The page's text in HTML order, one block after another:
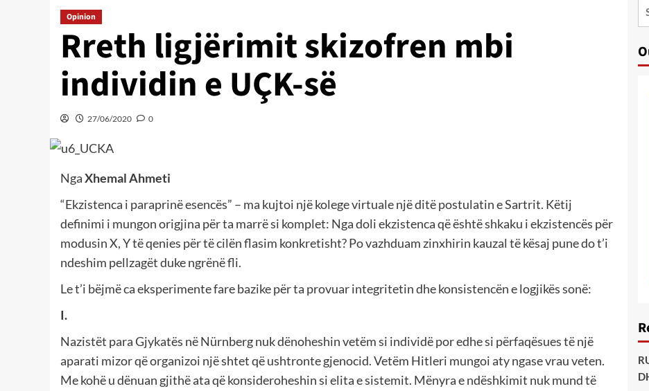
Opinion
Rreth ligjërimit skizofren mbi
individin e UÇK-së
27/06/2020 0
NgaXhemal Ahmeti
“Ekzistenca i paraprinë esencës” – ma kujtoi një kolege virtuale një ditë postulatin e Sartrit. Këtij
definimi i mungon origjina për ta marrë si komplet: Nga doli ekzistenca që është shkaku i ekzistencës për
modusin X, Y të qenies për të cilën flasim konkretisht? Po vazhduam zinxhirin kauzal të kësaj pune do t’i
ndeshim pellzagët duke ngrënë fli.
Le t’i bëjmë ca eksperimente fare bazike për ta provuar integritetin dhe konsistencën e logjikës sonë:
I.
Nazistët para Gjykatës në Nürnberg nuk dënoheshin vetëm si individë por edhe si përfaqësues të një
aparati mizor që organizoi një shtet që ushtronte gjenocid. Vetëm Hitleri mungoi aty ngase vrau veten.
Me kohë u dënuan gjithë ata që konsideroheshin si elita e sistemit. Mënyra e ndëshkimit nuk mund të